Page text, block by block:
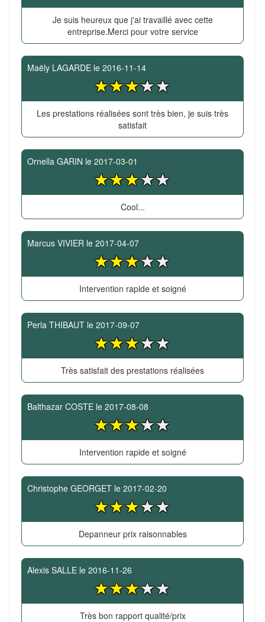
Je suis heureux que j'ai travaillé avec cette
entreprise.Merci pour votre service
Maëly LAGARDE le 2016-11-14
Les prestations réalisées sont très bien, je suis très
satisfait
Ornella GARIN le 2017-03-01
Cool...
Marcus VIVIER le 2017-04-07
Intervention rapide et soigné
Perla THIBAUT le 2017-09-07
Très satisfait des prestations réalisées
Balthazar COSTE le 2017-08-08
Intervention rapide et soigné
Christophe GEORGET le 2017-02-20
Depanneur prix raisonnables
Alexis SALLE le 2016-11-26
Très bon rapport qualité/prix